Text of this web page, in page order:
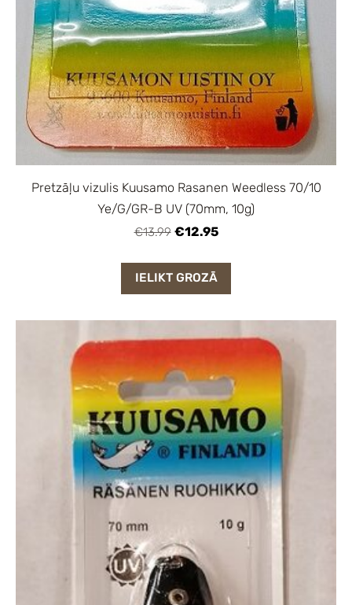
Pretzāļu vizulis Kuusamo Rasanen Weedless 70/10
Ye/G/GR-B UV (70mm, 10g)
€13.99 €12.95
IELIKT GROZĀ